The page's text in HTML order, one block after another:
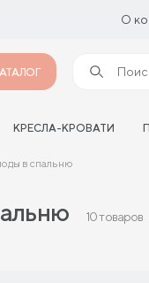
О
КРЕСЛА-КРОВАТИ
в спальню
10 товаров